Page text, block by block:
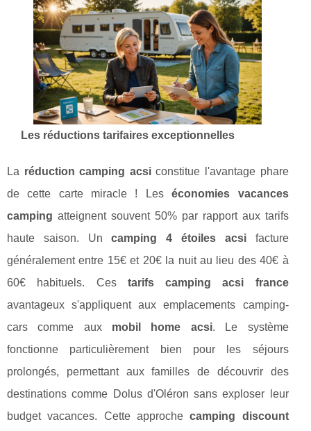
Les réductions tarifaires exceptionnelles
La réduction camping acsiconstitue l'avantage phare
de cette carte miracle ! Leséconomies vacances
camping atteignent souvent 50% par rapport aux tarifs
haute saison. Uncamping 4 étoiles acsifacture
généralement entre 15€ et 20€ la nuit au lieu des 40€ à
60€ habituels. Ces tarifs camping acsi france
avantageux s'appliquent aux emplacements camping-
cars comme aux mobil home acsi. Le système
fonctionne particulièrement bien pour les séjours
prolongés, permettant aux familles de découvrir des
destinations comme Dolus d'Oléron sans exploser leur
budget vacances. Cette approchecamping discount